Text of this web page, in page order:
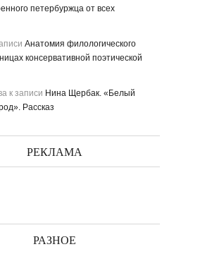
петербуржца от всех
Анатомия филологического
консервативной поэтической
к записи Нина Щербак. «Белый
Рассказ
РЕКЛАМА
РАЗНОЕ